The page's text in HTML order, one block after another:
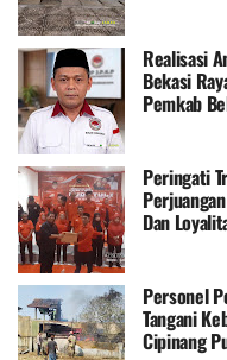
Realisasi
Bekasi
Pemkab
Peringati
Dan
Personel
Tangani
Cipinang